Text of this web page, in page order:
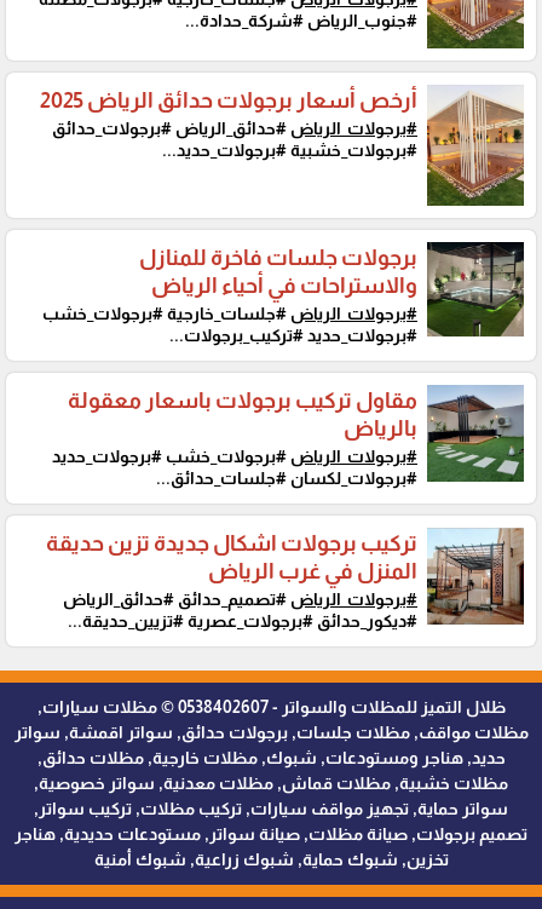
#جنوب_الرياض #شركة_حدادة...
أرخص أسعار برجولات حدائق الرياض 2025
#برجولات_الرياض #حدائق_الرياض #برجولات_حدائق
#برجولات_خشبية #برجولات_حديد...
برجولات جلسات فاخرة للمنازل
والاستراحات في أحياء الرياض
#برجولات_الرياض #جلسات_خارجية #برجولات_خشب
#برجولات_حديد #تركيب_برجولات...
مقاول تركيب برجولات باسعار معقولة
بالرياض
#برجولات_الرياض #برجولات_خشب #برجولات_حديد
#برجولات_لكسان #جلسات_حدائق...
تركيب برجولات اشكال جديدة تزين حديقة
المنزل في غرب الرياض
#برجولات_الرياض #تصميم_حدائق #حدائق_الرياض
#ديكور_حدائق #برجولات_عصرية #تزيين_حديقة...
ظلال التميز للمظلات والسواتر - 0538402607 © مظلات سيارات,
مظلات مواقف, مظلات جلسات, برجولات حدائق, سواتر اقمشة, سواتر
حديد, هناجر ومستودعات, شبوك, مظلات خارجية, مظلات حدائق,
مظلات خشبية, مظلات قماش, مظلات معدنية, سواتر خصوصية,
سواتر حماية, تجهيز مواقف سيارات, تركيب مظلات, تركيب سواتر,
تصميم برجولات, صيانة مظلات, صيانة سواتر, مستودعات حديدية, هناجر
تخزين, شبوك حماية, شبوك زراعية, شبوك أمنية